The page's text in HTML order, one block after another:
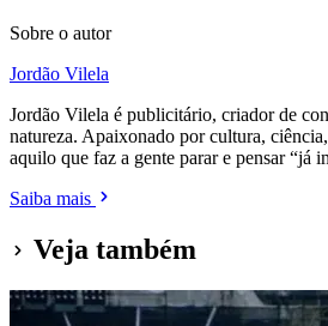
Sobre o autor
Jordão Vilela
Jordão Vilela é publicitário, criador de
natureza. Apaixonado por cultura,
aquilo que faz a gente parar e pensar “já
Saiba mais
Veja também